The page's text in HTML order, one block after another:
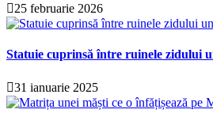
25 februarie 2026
Statuie cuprinsă între ruinele zidului
31 ianuarie 2025